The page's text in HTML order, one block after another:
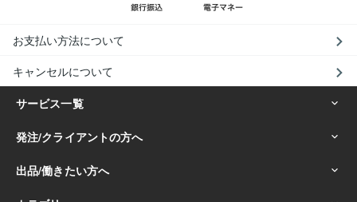
お支払い方法について
キャンセルについて